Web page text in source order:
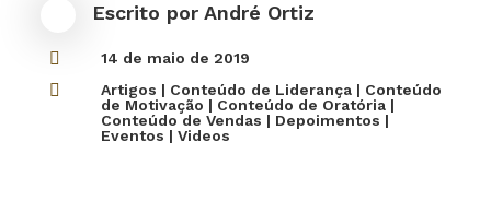
Escrito por André Ortiz
 14 de maio de 2019
 Artigos | Conteúdo de Liderança| Conteúdo
de Motivação | Conteúdo de Oratória|
Conteúdo de Vendas | Depoimentos |
Eventos | Videos